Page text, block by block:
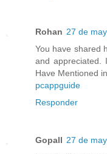
Rohan 27 de
You have shared
and appreciated.
Have Mentioned
pcappguide
Responder
Gopall 27 de